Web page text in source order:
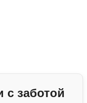
с заботой